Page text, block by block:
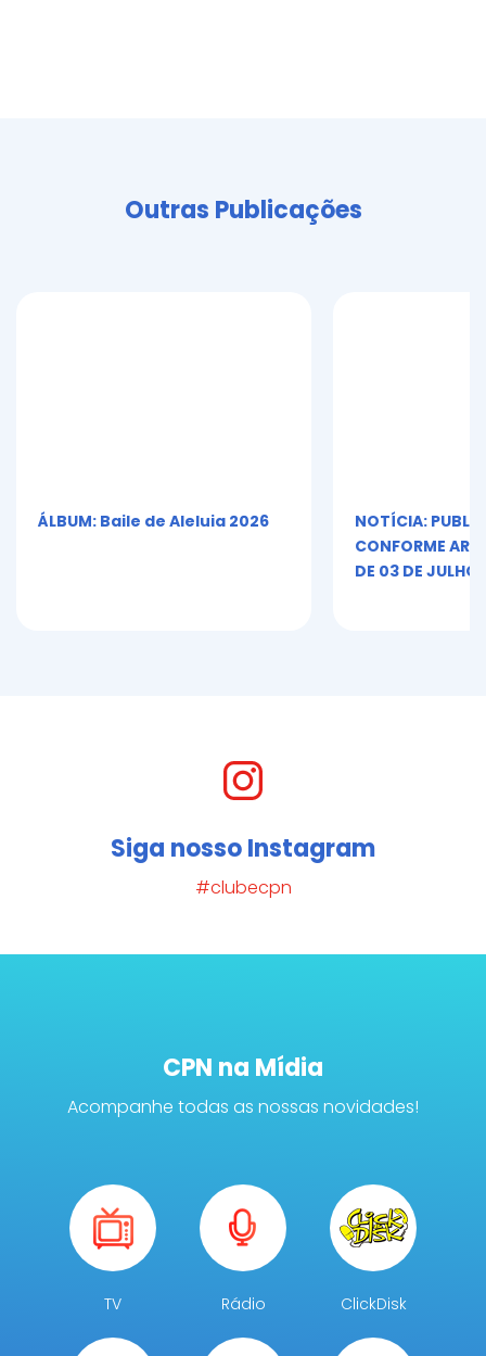
Outras Publicações
ÁLBUM: Baile de Aleluia 2026
NOTÍCIA:
CONFORME ART.
DE 03 DE JULHO
Siga nosso Instagram
#clubecpn
CPN na Mídia
Acompanhe todas as nossas novidades!
TV Rádio ClickDisk